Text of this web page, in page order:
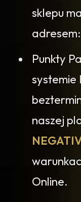
sklepu
adresem:
Punkty
systemie
naszej
Online.